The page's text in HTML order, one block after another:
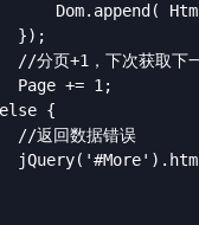
Html
次获取下一页
1;
{
据错误